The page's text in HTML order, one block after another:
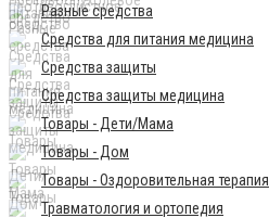
Разные средства
Средства для питания медицина
Средства защиты
Средства защиты медицина
Товары - Дети/Мама
Товары - Дом
Товары - Оздоровительная терапия
Травматология и ортопедия